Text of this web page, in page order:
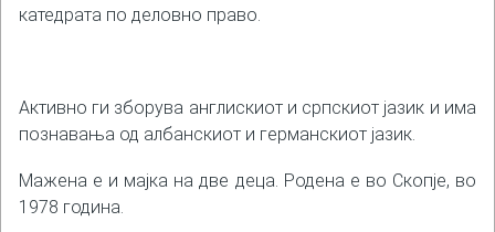
катедрата по деловно право.
Активно ги зборува англискиот и српскиот јазик и има
познавања од албанскиот и германскиот јазик.
Мажена е и мајка на две деца. Родена е во Скопје, во
1978 година.